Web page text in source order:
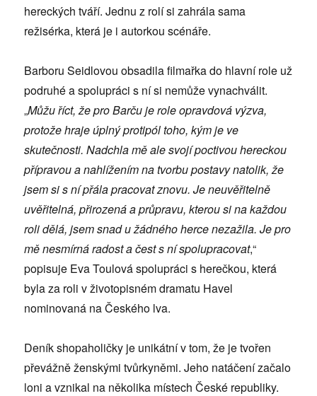
hereckých tváří. Jednu z rolí si zahrála sama
režisérka, která je i autorkou scénáře.
Barboru Seidlovou obsadila filmařka do hlavní role už
podruhé a spolupráci s ní si nemůže vynachválit.
„Můžu říct, že pro Barču je role opravdová výzva,
protože hraje úplný protipól toho, kým je ve
skutečnosti. Nadchla mě ale svojí poctivou hereckou
přípravou a nahlížením na tvorbu postavy natolik, že
jsem si s ní přála pracovat znovu. Je neuvěřitelně
uvěřitelná, přirozená a průpravu, kterou si na každou
roli dělá, jsem snad u žádného herce nezažila. Je pro
mě nesmírná radost a čest s ní spolupracovat,“
popisuje Eva Toulová spolupráci s herečkou, která
byla za roli v životopisném dramatu Havel
nominovaná na Českého lva.
Deník shopaholičky je unikátní v tom, že je tvořen
převážně ženskými tvůrkyněmi. Jeho natáčení začalo
loni a vznikal na několika místech České republiky.